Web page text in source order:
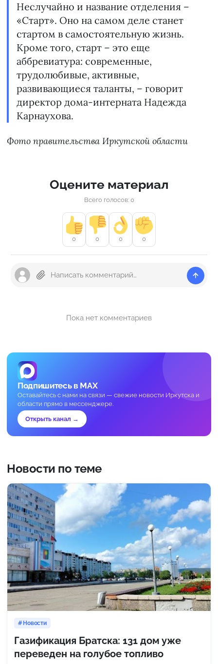
Неслучайно и название отделения –
«Старт». Оно на самом деле станет
стартом в самостоятельную жизнь.
Кроме того, старт – это еще
аббревиатура: современные,
трудолюбивые, активные,
развивающиеся таланты, – говорит
директор дома-интерната Надежда
Карнаухова.
Фото правительства Иркутской области
Оцените материал
Всего голосов: 0
0 0 0 0
Пока нет комментариев
Подпишитесь в MAX
Оставайтесь с нами на связи — свежие новости Иркутска и
области прямо в мессенджере.
Открыть канал →
Новости по теме
Новости
Газификация Братска: 131 дом уже
переведен на голубое топливо